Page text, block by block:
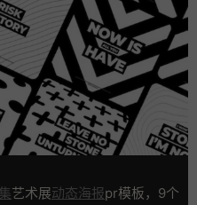
艺术展动态海报pr模板，9个